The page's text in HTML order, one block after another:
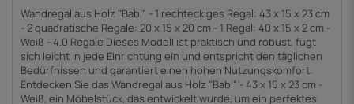
Wandregal aus Holz "Babi" - 1 rechteckiges Regal: 43 x 15 x 23 cm
- 2 quadratische Regale: 20 x 15 x 20 cm - 1 Regal: 40 x 15 x 2 cm -
Weiß - 4.0 Regale Dieses Modell ist praktisch und robust, fügt
sich leicht in jede Einrichtung ein und entspricht den täglichen
Bedürfnissen und garantiert einen hohen Nutzungskomfort.
Entdecken Sie das Wandregal aus Holz "Babi" - 43 x 15 x 23 cm -
Weiß, ein Möbelstück, das entwickelt wurde, um ein perfektes